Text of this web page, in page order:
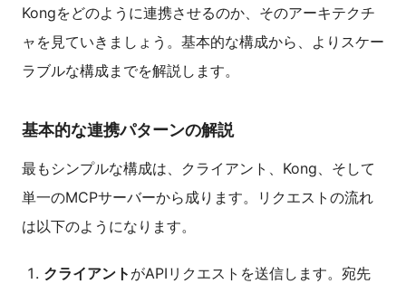
Kongをどのように連携させるのか、そのアーキテクチ
ャを見ていきましょう。基本的な構成から、よりスケー
ラブルな構成までを解説します。
基本的な連携パターンの解説
最もシンプルな構成は、クライアント、Kong、そして
単一のMCPサーバーから成ります。リクエストの流れ
は以下のようになります。
クライアント がAPIリクエストを送信します。宛先